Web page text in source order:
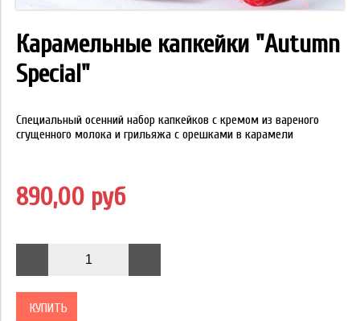
Карамельные капкейки "Autumn
Special"
Специальный осенний набор капкейков с кремом из вареного
сгущенного молока и грильяжа с орешками в карамели
890,00 руб
КУПИТЬ